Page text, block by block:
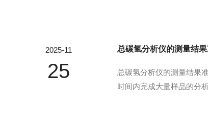
2025-11
25
总碳氢分析仪的测量结
总碳氢分析仪的测量结果
时间内完成大量样品的分